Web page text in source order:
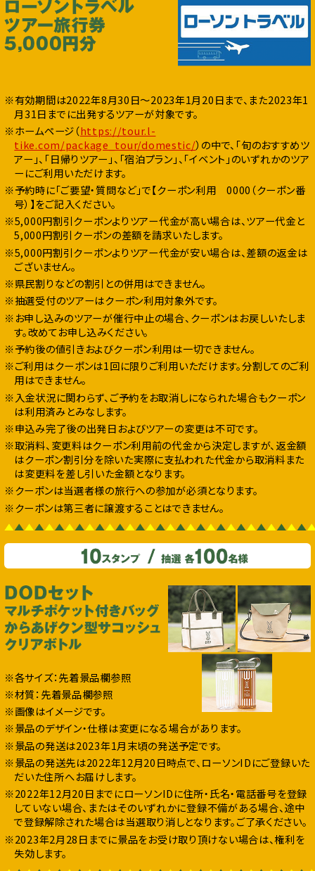
※有効期間は2022年8月30日～2023年1月20日まで、また2023年1
月31日までに出発するツアーが対象です。
※ホームページ（https://tour.l-
tike.com/package_tour/domestic/）の中で、「旬のおすすめツ
アー」、「日帰りツアー」、「宿泊プラン」、「イベント」のいずれかのツア
ーにご利用いただけます。
※予約時に「ご要望・質問など」で【クーポン利用 0000（クーポン番
号）】をご記入ください。
※5,000円割引クーポンよりツアー代金が高い場合は、ツアー代金と
5,000円割引クーポンの差額を請求いたします。
※5,000円割引クーポンよりツアー代金が安い場合は、差額の返金は
ございません。
※県民割りなどの割引との併用はできません。
※抽選受付のツアーはクーポン利用対象外です。
※お申し込みのツアーが催行中止の場合、クーポンはお戻しいたしま
す。改めてお申し込みください。
※予約後の値引きおよびクーポン利用は一切できません。
※ご利用はクーポンは1回に限りご利用いただけます。分割してのご利
用はできません。
※入金状況に関わらず、ご予約をお取消しになられた場合もクーポン
は利用済みとみなします。
※申込み完了後の出発日およびツアーの変更は不可です。
※取消料、変更料はクーポン利用前の代金から決定しますが、返金額
はクーポン割引分を除いた実際に支払われた代金から取消料また
は変更料を差し引いた金額となります。
※クーポンは当選者様の旅行への参加が必須となります。
※クーポンは第三者に譲渡することはできません。
※各サイズ：先着景品欄参照
※材質：先着景品欄参照
※画像はイメージです。
※景品のデザイン・仕様は変更になる場合があります。
※景品の発送は2023年1月末頃の発送予定です。
※景品の発送先は2022年12月20日時点で、ローソンIDにご登録いた
だいた住所へお届けします。
※2022年12月20日までにローソンIDに住所・氏名・電話番号を登録
していない場合、またはそのいずれかに登録不備がある場合、途中
で登録解除された場合は当選取り消しとなります。ご了承ください。
※2023年2月28日までに景品をお受け取り頂けない場合は、権利を
失効します。